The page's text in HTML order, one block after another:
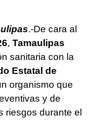
.-De cara al
, Tamaulipas
sanitaria con la
Estatal de
organismo que
y de
riesgos durante el